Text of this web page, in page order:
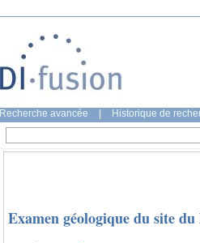
Recherche avancée Historique de
Examen géologique du site